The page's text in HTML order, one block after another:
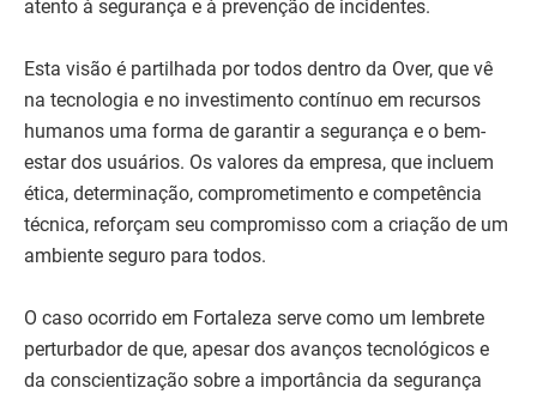
atento à segurança e à prevenção de incidentes.
Esta visão é partilhada por todos dentro da Over, que vê
na tecnologia e no investimento contínuo em recursos
humanos uma forma de garantir a segurança e o bem-
estar dos usuários. Os valores da empresa, que incluem
ética, determinação, comprometimento e competência
técnica, reforçam seu compromisso com a criação de um
ambiente seguro para todos.
O caso ocorrido em Fortaleza serve como um lembrete
perturbador de que, apesar dos avanços tecnológicos e
da conscientização sobre a importância da segurança